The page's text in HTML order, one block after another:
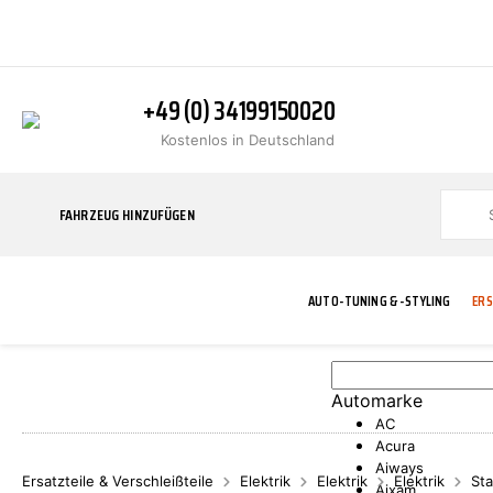
+49 (0) 34199150020
Kostenlos in Deutschland
FAHRZEUG HINZUFÜGEN
AUTO-TUNING & -STYLING
Automarke
AC
Acura
Aiways
Ersatzteile & Verschleißteile Elektrik Elektrik Elektrik